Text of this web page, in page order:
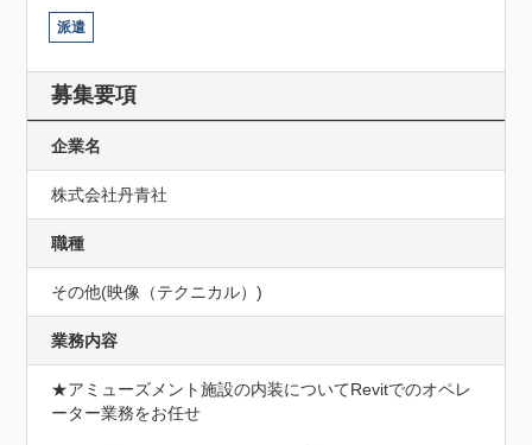
派遣
募集要項
企業名
株式会社丹青社
職種
その他(映像（テクニカル）)
業務内容
★アミューズメント施設の内装についてRevitでのオペレ
ーター業務をお任せ